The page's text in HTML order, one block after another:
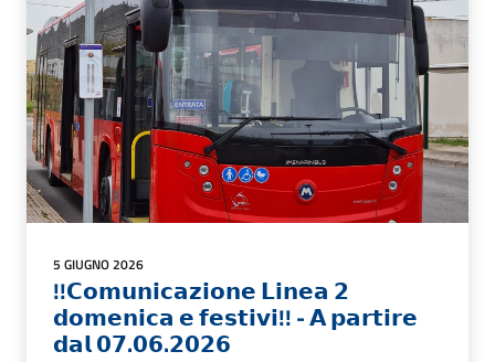
5 GIUGNO 2026
!!𝗖𝗼𝗺𝘂𝗻𝗶𝗰𝗮𝘇𝗶𝗼𝗻𝗲 𝗟𝗶𝗻𝗲𝗮 𝟮
𝗱𝗼𝗺𝗲𝗻𝗶𝗰𝗮 𝗲 𝗳𝗲𝘀𝘁𝗶𝘃𝗶!! - 𝗔 𝗽𝗮𝗿𝘁𝗶𝗿𝗲
𝗱𝗮𝗹 𝟬𝟳.𝟬𝟲.𝟮𝟬𝟮𝟲